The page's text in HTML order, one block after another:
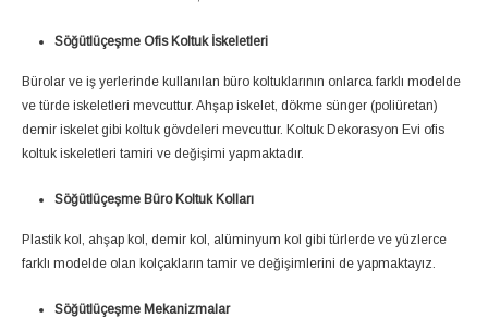
Söğütlüçeşme Ofis Koltuk İskeletleri
Bürolar ve iş yerlerinde kullanılan büro koltuklarının onlarca farklı modelde
ve türde iskeletleri mevcuttur. Ahşap iskelet, dökme sünger (poliüretan)
demir iskelet gibi koltuk gövdeleri mevcuttur. Koltuk Dekorasyon Evi ofis
koltuk iskeletleri tamiri ve değişimi yapmaktadır.
Söğütlüçeşme Büro Koltuk Kolları
Plastik kol, ahşap kol, demir kol, alüminyum kol gibi türlerde ve yüzlerce
farklı modelde olan kolçakların tamir ve değişimlerini de yapmaktayız.
Söğütlüçeşme Mekanizmalar